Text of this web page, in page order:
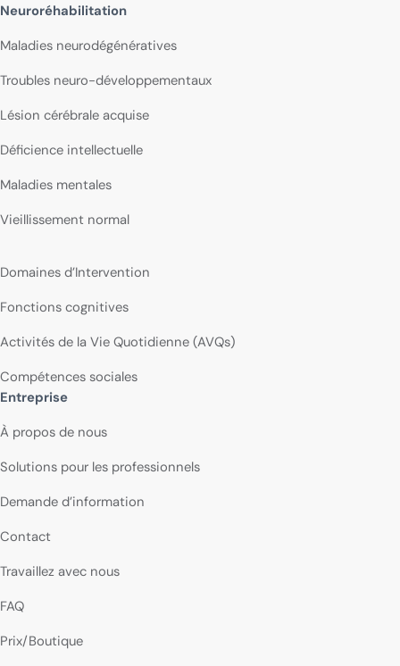
Neuroréhabilitation
Maladies neurodégénératives
Troubles neuro-développementaux
Lésion cérébrale acquise
Déficience intellectuelle
Maladies mentales
Vieillissement normal
Domaines d’Intervention
Fonctions cognitives
Activités de la Vie Quotidienne (AVQs)
Compétences sociales
Entreprise
À propos de nous
Solutions pour les professionnels
Demande d’information
Contact
Travaillez avec nous
FAQ
Prix/Boutique